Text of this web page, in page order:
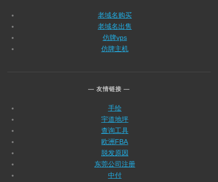
老域名购买
老域名出售
仿牌vps
仿牌主机
友情链接
手绘
宇道地坪
查询工具
欧洲FBA
脱发原因
东莞公司注册
中付